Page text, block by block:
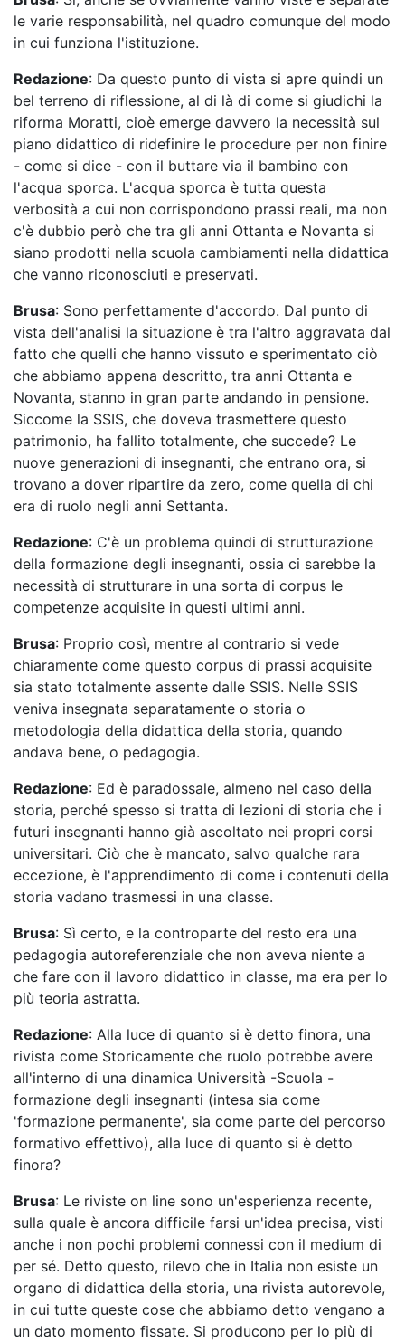
le varie responsabilità, nel quadro comunque del modo
in cui funziona l'istituzione.
Redazione: Da questo punto di vista si apre quindi un
bel terreno di riflessione, al di là di come si giudichi la
riforma Moratti, cioè emerge davvero la necessità sul
piano didattico di ridefinire le procedure per non finire
- come si dice - con il buttare via il bambino con
l'acqua sporca. L'acqua sporca è tutta questa
verbosità a cui non corrispondono prassi reali, ma non
c'è dubbio però che tra gli anni Ottanta e Novanta si
siano prodotti nella scuola cambiamenti nella didattica
che vanno riconosciuti e preservati.
Brusa: Sono perfettamente d'accordo. Dal punto di
vista dell'analisi la situazione è tra l'altro aggravata dal
fatto che quelli che hanno vissuto e sperimentato ciò
che abbiamo appena descritto, tra anni Ottanta e
Novanta, stanno in gran parte andando in pensione.
Siccome la SSIS, che doveva trasmettere questo
patrimonio, ha fallito totalmente, che succede? Le
nuove generazioni di insegnanti, che entrano ora, si
trovano a dover ripartire da zero, come quella di chi
era di ruolo negli anni Settanta.
Redazione: C'è un problema quindi di strutturazione
della formazione degli insegnanti, ossia ci sarebbe la
necessità di strutturare in una sorta di corpus le
competenze acquisite in questi ultimi anni.
Brusa: Proprio così, mentre al contrario si vede
chiaramente come questo corpus di prassi acquisite
sia stato totalmente assente dalle SSIS. Nelle SSIS
veniva insegnata separatamente o storia o
metodologia della didattica della storia, quando
andava bene, o pedagogia.
Redazione: Ed è paradossale, almeno nel caso della
storia, perché spesso si tratta di lezioni di storia che i
futuri insegnanti hanno già ascoltato nei propri corsi
universitari. Ciò che è mancato, salvo qualche rara
eccezione, è l'apprendimento di come i contenuti della
storia vadano trasmessi in una classe.
Brusa: Sì certo, e la controparte del resto era una
pedagogia autoreferenziale che non aveva niente a
che fare con il lavoro didattico in classe, ma era per lo
più teoria astratta.
Redazione: Alla luce di quanto si è detto finora, una
rivista come Storicamente che ruolo potrebbe avere
all'interno di una dinamica Università -Scuola -
formazione degli insegnanti (intesa sia come
'formazione permanente', sia come parte del percorso
formativo effettivo), alla luce di quanto si è detto
finora?
Brusa: Le riviste on line sono un'esperienza recente,
sulla quale è ancora difficile farsi un'idea precisa, visti
anche i non pochi problemi connessi con il medium di
per sé. Detto questo, rilevo che in Italia non esiste un
organo di didattica della storia, una rivista autorevole,
in cui tutte queste cose che abbiamo detto vengano a
un dato momento fissate. Si producono per lo più di